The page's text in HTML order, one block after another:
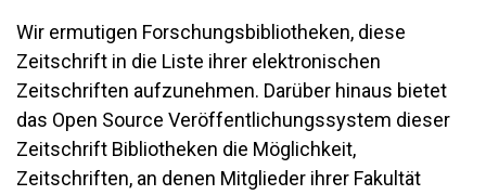
Wir ermutigen Forschungsbibliotheken, diese
Zeitschrift in die Liste ihrer elektronischen
Zeitschriften aufzunehmen. Darüber hinaus bietet
das Open Source Veröffentlichungssystem dieser
Zeitschrift Bibliotheken die Möglichkeit,
Zeitschriften, an denen Mitglieder ihrer Fakultät